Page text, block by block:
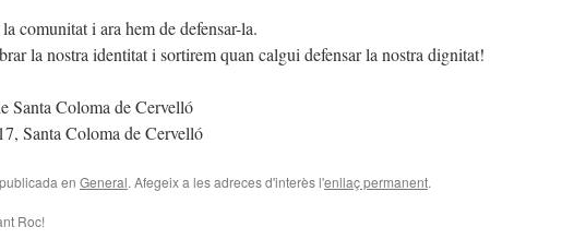
comunitat i ara hem de defensar-la.
la nostra identitat i sortirem quan calgui defensar la nostra dignitat!
Santa Coloma de Cervelló
Santa Coloma de Cervelló
en General. Afegeix a les adreces d'interès l'enllaç permanent.
Roc!